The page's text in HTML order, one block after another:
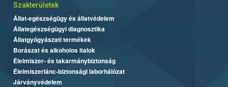
Szakterületek
Állat-egészségügy és állatvédelem
Állategészségügyi diagnosztika
Állatgyógyászati termékek
Borászat és alkoholos italok
Élelmiszer- és takarmánybiztonság
Élelmiszerlánc-biztonsági laborhálózat
Járványvédelem